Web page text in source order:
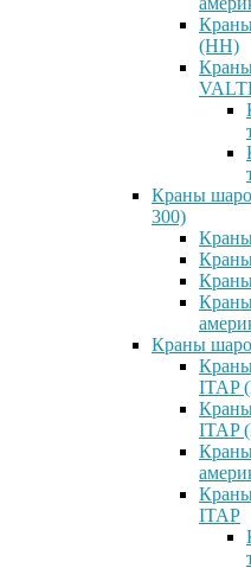
(НН)
Краны
300)
Краны
ITAP
ITAP
ITAP